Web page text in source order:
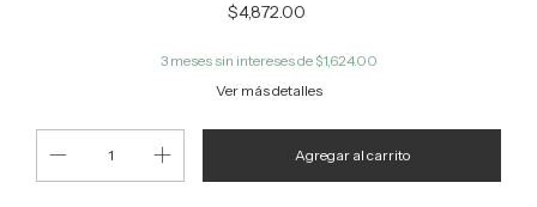
$4,872.00
3 meses sin intereses de $1,624.00
Ver más detalles